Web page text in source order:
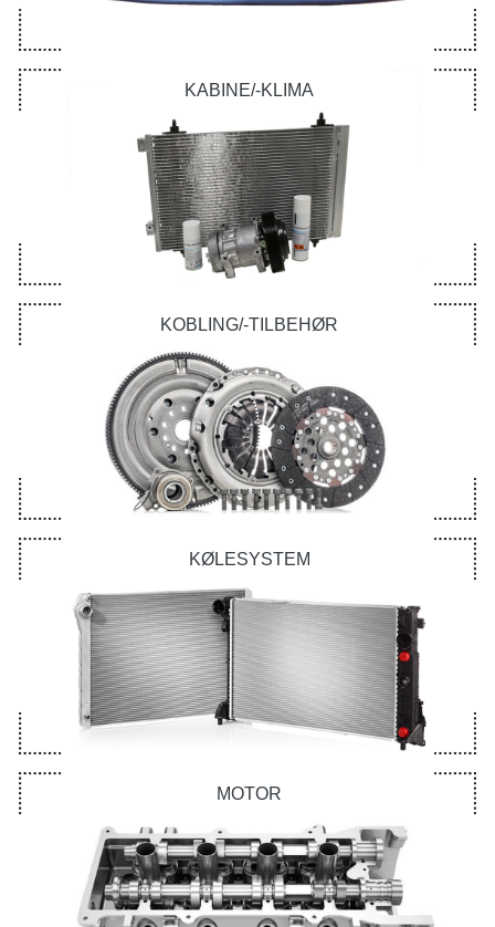
KABINE/-KLIMA
KOBLING/-TILBEHØR
KØLESYSTEM
MOTOR